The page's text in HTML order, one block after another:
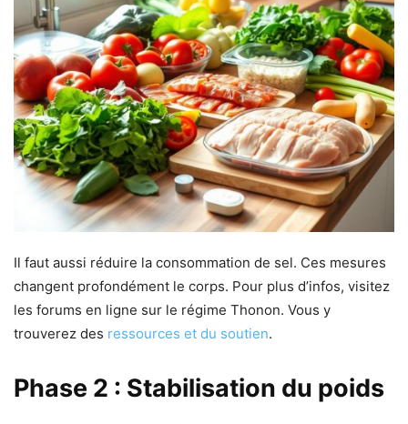
Il faut aussi réduire la consommation de sel. Ces mesures
changent profondément le corps. Pour plus d’infos, visitez
les forums en ligne sur le régime Thonon. Vous y
trouverez des ressources et du soutien.
Phase 2 : Stabilisation du poids